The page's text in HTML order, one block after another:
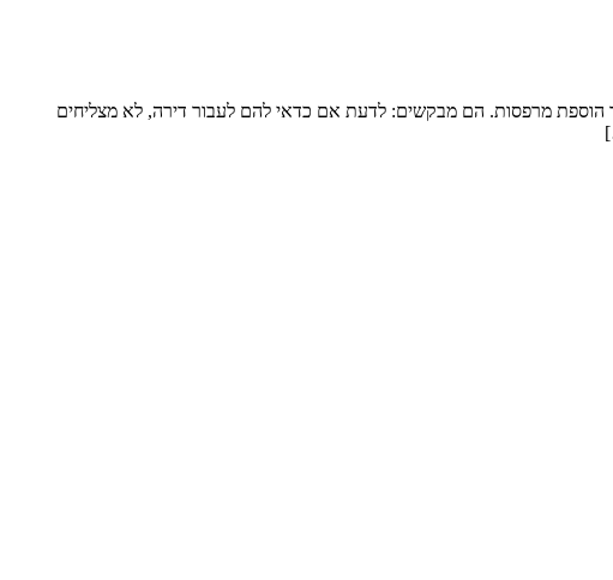
ענפה. שטח הדירה: דירה שלמה של כ-120 מ”ר ומרפסת גדולה, מגדל שעבר הוספת מרפסות. הם מבקשים: לדעת אם כדאי להם לעבור דירה, לא מצליחים